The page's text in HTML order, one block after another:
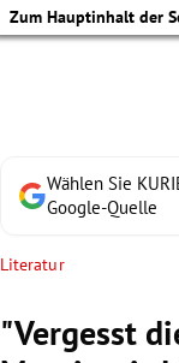
Zum Hauptinhalt der
Wählen Sie
Google-Quelle
Literatur
"Vergesst